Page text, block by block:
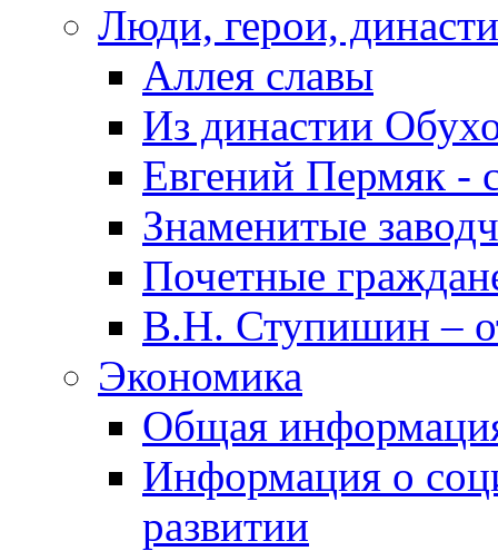
Люди, герои,
Аллея славы
Из династии
Евгений Пермяк -
Знаменитые
Почетные
В.Н. Ступишин –
Экономика
Общая
Информация о
развитии